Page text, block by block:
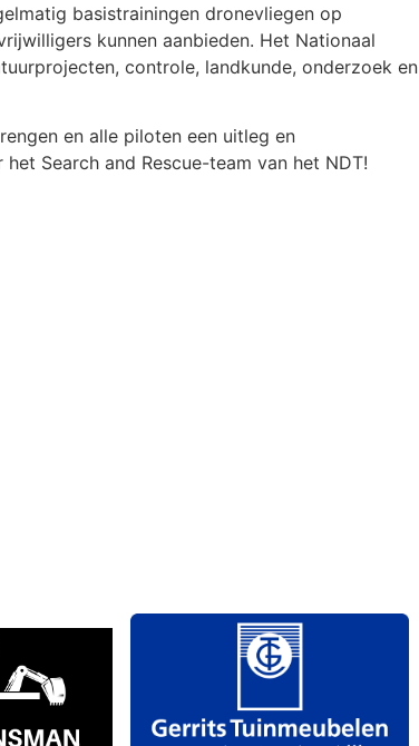
basistrainingen dronevliegen op
kunnen aanbieden. Het Nationaal
controle, landkunde, onderzoek en
en alle piloten een uitleg en
Search and Rescue-team van het NDT!